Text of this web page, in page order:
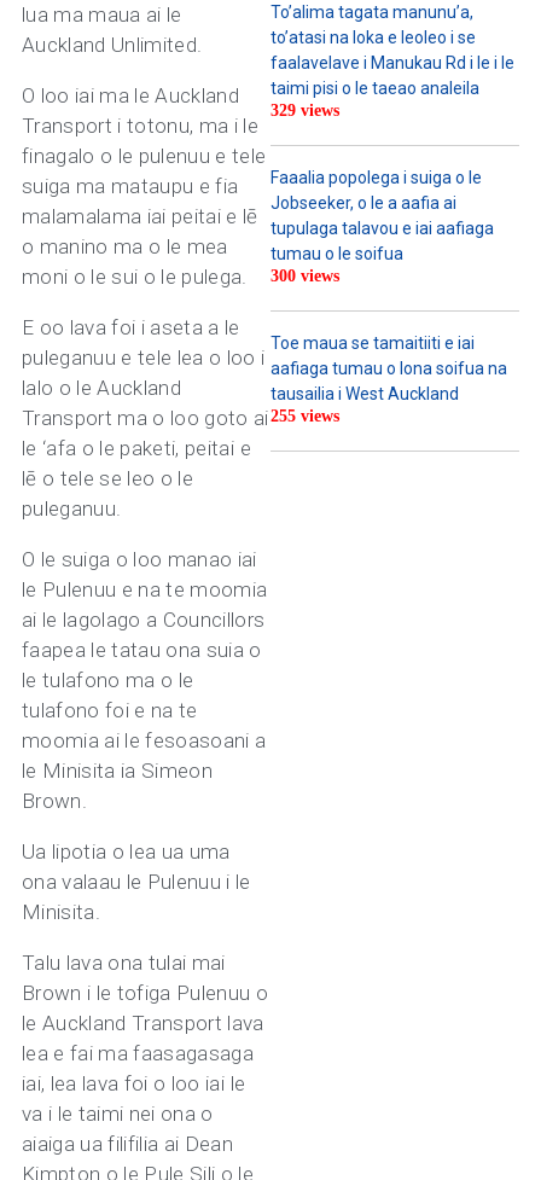
lua ma maua ai le
Auckland Unlimited.
O loo iai ma le Auckland
Transport i totonu, ma i le
finagalo o le pulenuu e tele
suiga ma mataupu e fia
malamalama iai peitai e lē
o manino ma o le mea
moni o le sui o le pulega.
E oo lava foi i aseta a le
puleganuu e tele lea o loo i
lalo o le Auckland
Transport ma o loo goto ai
le ‘afa o le paketi, peitai e
lē o tele se leo o le
puleganuu.
O le suiga o loo manao iai
le Pulenuu e na te moomia
ai le lagolago a Councillors
faapea le tatau ona suia o
le tulafono ma o le
tulafono foi e na te
moomia ai le fesoasoani a
le Minisita ia Simeon
Brown.
Ua lipotia o lea ua uma
ona valaau le Pulenuu i le
Minisita.
Talu lava ona tulai mai
Brown i le tofiga Pulenuu o
le Auckland Transport lava
lea e fai ma faasagasaga
iai, lea lava foi o loo iai le
va i le taimi nei ona o
aiaiga ua filifilia ai Dean
Kimpton o le Pule Sili o le
To’alima tagata manunu’a,
to’atasi na loka e leoleo i se
faalavelave i Manukau Rd i le i le
taimi pisi o le taeao analeila
329 views
Faaalia popolega i suiga o le
Jobseeker, o le a aafia ai
tupulaga talavou e iai aafiaga
tumau o le soifua
300 views
Toe maua se tamaitiiti e iai
aafiaga tumau o lona soifua na
tausailia i West Auckland
255 views